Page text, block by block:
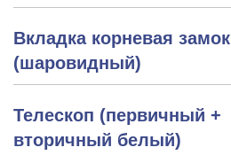
Вкладка корневая замок
(шаровидный)
Телескоп (первичный +
вторичный белый)